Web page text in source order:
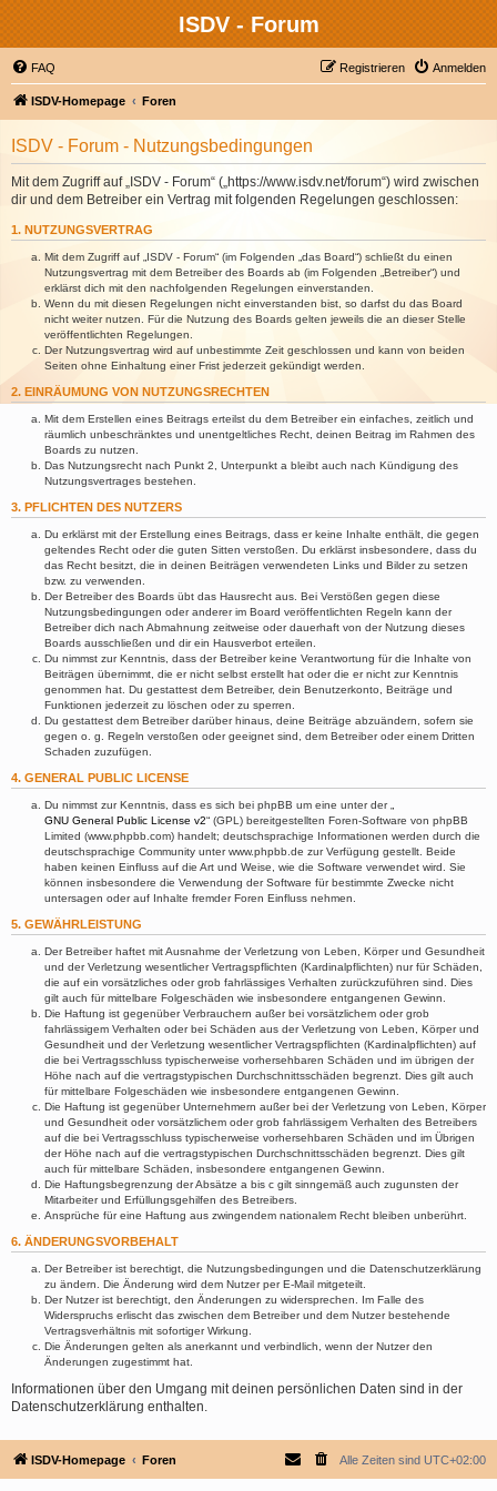
ISDV - Forum
FAQ Anmelden
Registrieren
ISDV-Homepage Foren
ISDV - Forum - Nutzungsbedingungen
Mit dem Zugriff auf „ISDV - Forum“ („https://www.isdv.net/forum“) wird zwischen
dir und dem Betreiber ein Vertrag mit folgenden Regelungen geschlossen:
1. NUTZUNGSVERTRAG
Mit dem Zugriff auf „ISDV - Forum“ (im Folgenden „das Board“) schließt du einen
Nutzungsvertrag mit dem Betreiber des Boards ab (im Folgenden „Betreiber“) und
erklärst dich mit den nachfolgenden Regelungen einverstanden.
Wenn du mit diesen Regelungen nicht einverstanden bist, so darfst du das Board
nicht weiter nutzen. Für die Nutzung des Boards gelten jeweils die an dieser Stelle
veröffentlichten Regelungen.
Der Nutzungsvertrag wird auf unbestimmte Zeit geschlossen und kann von beiden
Seiten ohne Einhaltung einer Frist jederzeit gekündigt werden.
2. EINRÄUMUNG VON NUTZUNGSRECHTEN
Mit dem Erstellen eines Beitrags erteilst du dem Betreiber ein einfaches, zeitlich und
räumlich unbeschränktes und unentgeltliches Recht, deinen Beitrag im Rahmen des
Boards zu nutzen.
Das Nutzungsrecht nach Punkt 2, Unterpunkt a bleibt auch nach Kündigung des
Nutzungsvertrages bestehen.
3. PFLICHTEN DES NUTZERS
Du erklärst mit der Erstellung eines Beitrags, dass er keine Inhalte enthält, die gegen
geltendes Recht oder die guten Sitten verstoßen. Du erklärst insbesondere, dass du
das Recht besitzt, die in deinen Beiträgen verwendeten Links und Bilder zu setzen
bzw. zu verwenden.
Der Betreiber des Boards übt das Hausrecht aus. Bei Verstößen gegen diese
Nutzungsbedingungen oder anderer im Board veröffentlichten Regeln kann der
Betreiber dich nach Abmahnung zeitweise oder dauerhaft von der Nutzung dieses
Boards ausschließen und dir ein Hausverbot erteilen.
Du nimmst zur Kenntnis, dass der Betreiber keine Verantwortung für die Inhalte von
Beiträgen übernimmt, die er nicht selbst erstellt hat oder die er nicht zur Kenntnis
genommen hat. Du gestattest dem Betreiber, dein Benutzerkonto, Beiträge und
Funktionen jederzeit zu löschen oder zu sperren.
Du gestattest dem Betreiber darüber hinaus, deine Beiträge abzuändern, sofern sie
gegen o. g. Regeln verstoßen oder geeignet sind, dem Betreiber oder einem Dritten
Schaden zuzufügen.
4. GENERAL PUBLIC LICENSE
Du nimmst zur Kenntnis, dass es sich bei phpBB um eine unter der „
GNU General Public License v2“ (GPL) bereitgestellten Foren-Software von phpBB
Limited (www.phpbb.com) handelt; deutschsprachige Informationen werden durch die
deutschsprachige Community unter www.phpbb.de zur Verfügung gestellt. Beide
haben keinen Einfluss auf die Art und Weise, wie die Software verwendet wird. Sie
können insbesondere die Verwendung der Software für bestimmte Zwecke nicht
untersagen oder auf Inhalte fremder Foren Einfluss nehmen.
5. GEWÄHRLEISTUNG
Der Betreiber haftet mit Ausnahme der Verletzung von Leben, Körper und Gesundheit
und der Verletzung wesentlicher Vertragspflichten (Kardinalpflichten) nur für Schäden,
die auf ein vorsätzliches oder grob fahrlässiges Verhalten zurückzuführen sind. Dies
gilt auch für mittelbare Folgeschäden wie insbesondere entgangenen Gewinn.
Die Haftung ist gegenüber Verbrauchern außer bei vorsätzlichem oder grob
fahrlässigem Verhalten oder bei Schäden aus der Verletzung von Leben, Körper und
Gesundheit und der Verletzung wesentlicher Vertragspflichten (Kardinalpflichten) auf
die bei Vertragsschluss typischerweise vorhersehbaren Schäden und im übrigen der
Höhe nach auf die vertragstypischen Durchschnittsschäden begrenzt. Dies gilt auch
für mittelbare Folgeschäden wie insbesondere entgangenen Gewinn.
Die Haftung ist gegenüber Unternehmern außer bei der Verletzung von Leben, Körper
und Gesundheit oder vorsätzlichem oder grob fahrlässigem Verhalten des Betreibers
auf die bei Vertragsschluss typischerweise vorhersehbaren Schäden und im Übrigen
der Höhe nach auf die vertragstypischen Durchschnittsschäden begrenzt. Dies gilt
auch für mittelbare Schäden, insbesondere entgangenen Gewinn.
Die Haftungsbegrenzung der Absätze a bis c gilt sinngemäß auch zugunsten der
Mitarbeiter und Erfüllungsgehilfen des Betreibers.
Ansprüche für eine Haftung aus zwingendem nationalem Recht bleiben unberührt.
6. ÄNDERUNGSVORBEHALT
Der Betreiber ist berechtigt, die Nutzungsbedingungen und die Datenschutzerklärung
zu ändern. Die Änderung wird dem Nutzer per E-Mail mitgeteilt.
Der Nutzer ist berechtigt, den Änderungen zu widersprechen. Im Falle des
Widerspruchs erlischt das zwischen dem Betreiber und dem Nutzer bestehende
Vertragsverhältnis mit sofortiger Wirkung.
Die Änderungen gelten als anerkannt und verbindlich, wenn der Nutzer den
Änderungen zugestimmt hat.
Informationen über den Umgang mit deinen persönlichen Daten sind in der
Datenschutzerklärung enthalten.
ISDV-Homepage Foren Alle Zeiten sind UTC+02:00